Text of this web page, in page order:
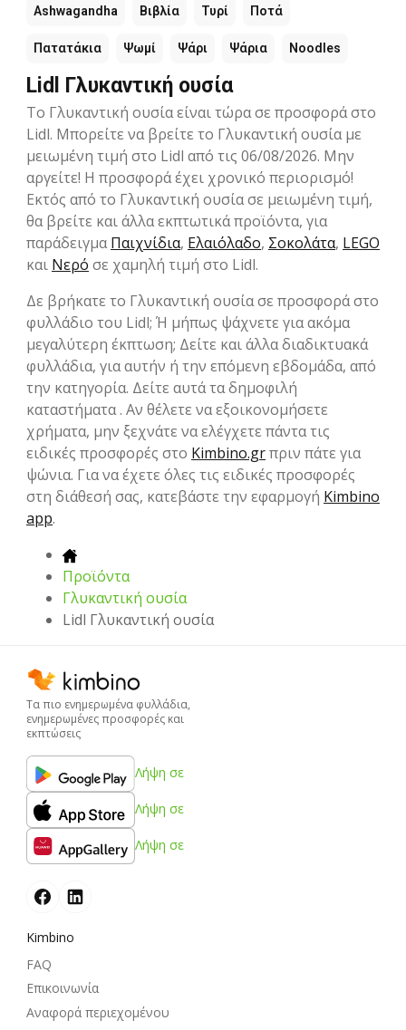
Ashwagandha Βιβλία Τυρί Ποτά
Πατατάκια Ψωμί Ψάρι Ψάρια Noodles
Lidl Γλυκαντική ουσία
Το Γλυκαντική ουσία είναι τώρα σε προσφορά στο
Lidl. Μπορείτε να βρείτε το Γλυκαντική ουσία με
μειωμένη τιμή στο Lidl από τις 06/08/2026. Μην
αργείτε! Η προσφορά έχει χρονικό περιορισμό!
Εκτός από το Γλυκαντική ουσία σε μειωμένη τιμή,
θα βρείτε και άλλα εκπτωτικά προϊόντα, για
παράδειγμαΠαιχνίδια, Ελαιόλαδο, Σοκολάτα, LEGO
και Νερό σε χαμηλή τιμή στο Lidl.
Δε βρήκατε το Γλυκαντική ουσία σε προσφορά στο
φυλλάδιο του Lidl; Ή μήπως ψάχνετε για ακόμα
μεγαλύτερη έκπτωση; Δείτε και άλλα διαδικτυακά
φυλλάδια, για αυτήν ή την επόμενη εβδομάδα, από
την κατηγορία. Δείτε αυτά τα δημοφιλή
καταστήματα . Αν θέλετε να εξοικονομήσετε
χρήματα, μην ξεχνάτε να ελέγχετε πάντα τις
ειδικές προσφορές στο Kimbino.grπριν πάτε για
ψώνια. Για να έχετε όλες τις ειδικές προσφορές
στη διάθεσή σας, κατεβάστε την εφαρμογή Kimbino
app.
Προϊόντα
Γλυκαντική ουσία
Lidl Γλυκαντική ουσία
Τα πιο ενημερωμένα φυλλάδια,
ενημερωμένες προσφορές και
εκπτώσεις
Λήψη σε
Λήψη σε
Λήψη σε
Kimbino
FAQ
Επικοινωνία
Αναφορά περιεχομένου